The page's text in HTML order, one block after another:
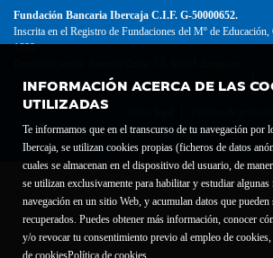
INFORMACIÓN ACERCA DE LAS
UTILIZADAS
Te informamos que en el transcurso de tu navegación por
Ibercaja, se utilizan cookies propias (ficheros de datos
cuales se almacenan en el dispositivo del usuario, de
se utilizan exclusivamente para habilitar y estudiar algunas
navegación en un sitio Web, y acumulan datos que pueden
recuperados. Puedes obtener más información, conocer
y/o revocar tu consentimiento previo al empleo de
de cookiesPolítica de cookies
Fundación Bancaria Ibercaja C.I.F. G-50000652.
Inscrita en el Registro de Fundaciones del Mº de
1689.
Contacto